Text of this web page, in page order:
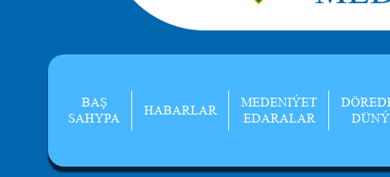
BAŞ
SAHYPA
HABARLAR
MEDENIÝET
EDARALAR